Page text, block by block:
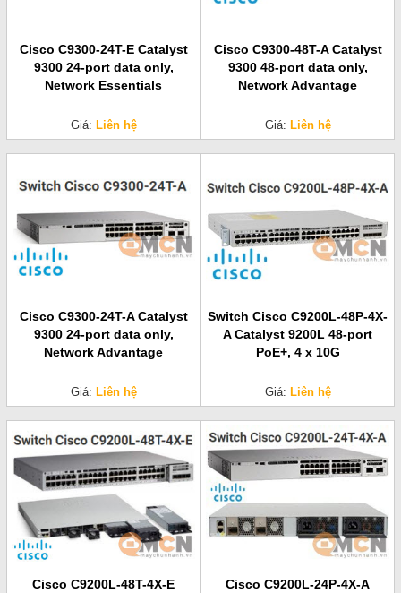
Cisco C9300-24T-E Catalyst
9300 24-port data only,
Network Essentials
Giá: Liên hệ
Cisco C9300-48T-A Catalyst
9300 48-port data only,
Network Advantage
Giá: Liên hệ
Cisco C9300-24T-A Catalyst
9300 24-port data only,
Network Advantage
Giá: Liên hệ
Switch Cisco C9200L-48P-4X-
A Catalyst 9200L 48-port
PoE+, 4 x 10G
Giá: Liên hệ
Cisco C9200L-48T-4X-E
Cisco C9200L-24P-4X-A